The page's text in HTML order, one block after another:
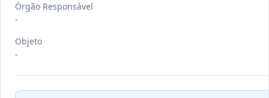
Órgão Responsável
-
Objeto
-